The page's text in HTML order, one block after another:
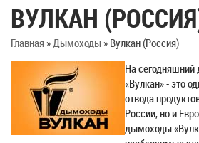
ВУЛКАН
Главная»Дымоходы» Вулкан (Россия)
На
«Вулкан» - это
отвода
России, но и
дымоходы